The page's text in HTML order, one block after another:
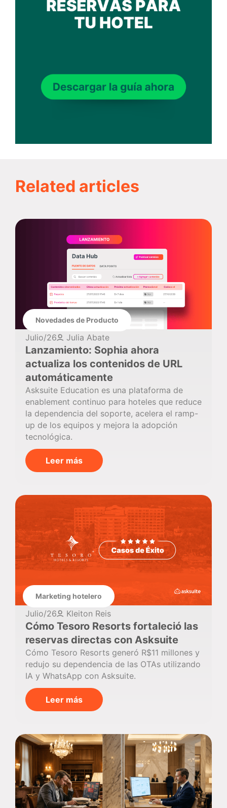
Related articles
Novedades de Producto
Julio/26 Julia Abate
Lanzamiento: Sophia ahora
actualiza los contenidos de URL
automáticamente
Asksuite Education es una plataforma de
enablement continuo para hoteles que reduce
la dependencia del soporte, acelera el ramp-
up de los equipos y mejora la adopción
tecnológica.
Leer más
Marketing hotelero
Julio/26 Kleiton Reis
Cómo Tesoro Resorts fortaleció las
reservas directas con Asksuite
Cómo Tesoro Resorts generó R$11 millones y
redujo su dependencia de las OTAs utilizando
IA y WhatsApp con Asksuite.
Leer más